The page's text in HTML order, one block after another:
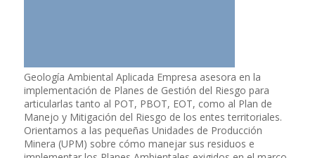
Geología Ambiental Aplicada Empresa asesora en la
implementación de Planes de Gestión del Riesgo para
articularlas tanto al POT, PBOT, EOT, como al Plan de
Manejo y Mitigación del Riesgo de los entes territoriales.
Orientamos a las pequeñas Unidades de Producción
Minera (UPM) sobre cómo manejar sus residuos e